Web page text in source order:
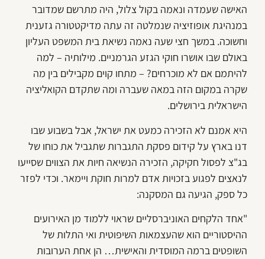
האישה שעמדה ונאמה בקול צלול, היה מתרשם שמדובר
במנהיגת אופוזיציה שנמלטה זה עתה מדיקטטורה גזענית
וחשוכה. במשך חצי שעה נאמה נשיאת בית המשפט העליון
באולם שבו אושרו חוקי הגזע הגרמניים. מילותיה – למה
להיתמם אם לא מוכרחים? – מתחו קוים מקבילים בין מה
שקרה במקום הזה במאה שעברה ומה שתקדם הקואליציה
הישראלית בירושלים.
היא אמנם לא הזכירה כמעט את ישראל, אבל בשבוע שבו
דנו בארץ על קידום פסקת התגברות שתגביל את כוחו של
בג"צ לפסול חקיקה, הזכירה הנשיאה חיות את הצווים שסייעו
לנאצים לפגוע בזכויות אדם למרות חוקת ויימאר. וכדי לפזר
כל ספק, הגיעה גם המסקנה:
"אחד הלקחים האוניברסליים שראוי ללמוד מן האירועים
ההיסטוריים הוא שהעצמאות השיפוטית ואי התלות של
השופטים ברמה המוסדית והאישית… הן אחת הערובות